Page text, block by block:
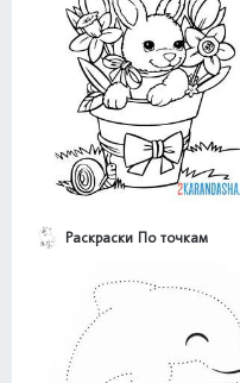
Раскраски По точкам